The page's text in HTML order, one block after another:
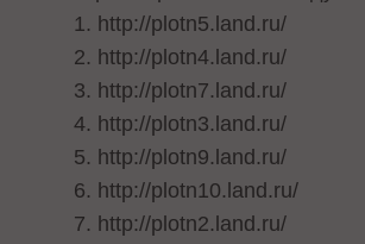
1. http://plotn5.land.ru/
2. http://plotn4.land.ru/
3. http://plotn7.land.ru/
4. http://plotn3.land.ru/
5. http://plotn9.land.ru/
6. http://plotn10.land.ru/
7. http://plotn2.land.ru/